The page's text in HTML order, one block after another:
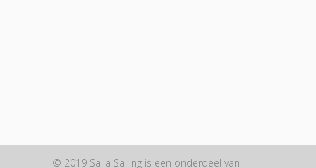
© 2019 Saila Sailing is een onderdeel van